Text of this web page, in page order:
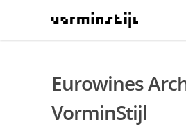
Eurowines
VorminStijl